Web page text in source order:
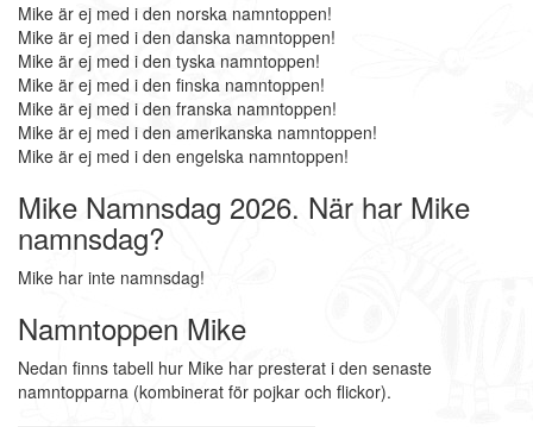
Mike är ej med i den norska namntoppen!
Mike är ej med i den danska namntoppen!
Mike är ej med i den tyska namntoppen!
Mike är ej med i den finska namntoppen!
Mike är ej med i den franska namntoppen!
Mike är ej med i den amerikanska namntoppen!
Mike är ej med i den engelska namntoppen!
Mike Namnsdag 2026. När har Mike
namnsdag?
Mike har inte namnsdag!
Namntoppen Mike
Nedan finns tabell hur Mike har presterat i den senaste
namntopparna (kombinerat för pojkar och flickor).